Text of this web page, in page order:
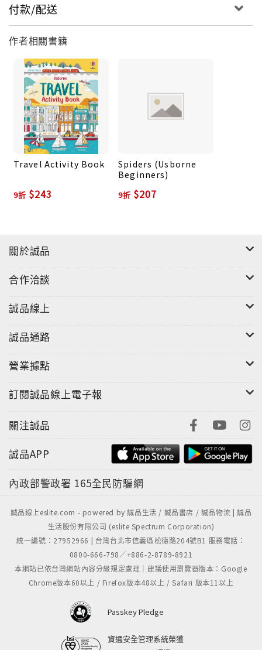
付款/配送
作者相關書籍
Travel Activity Book
9折 $243
Spiders (Usborne
Beginners)
9折 $207
關於誠品
合作洽談
誠品線上
誠品通路
營業據點
訂閱誠品線上電子報
關注誠品
誠品APP
內政部警政署 165全民防騙網
誠品線上eslite.com - powered by 誠品生活 / 誠品書店 / 誠品物流 | 誠品
生活股份有限公司 (eslite Spectrum Corporation)
統一編號：27952966 | 台灣台北市信義區松德路204號B1 服務電話：
0800-666-798／+886-2-8789-8921
本網站已依台灣網站內容分級規定處理｜建議使用瀏覽器版本：Google
Chrome版本60以上 / Firefox版本48以上 / Safari 版本11以上
Passkey Pledge
資通安全管理系統榮獲